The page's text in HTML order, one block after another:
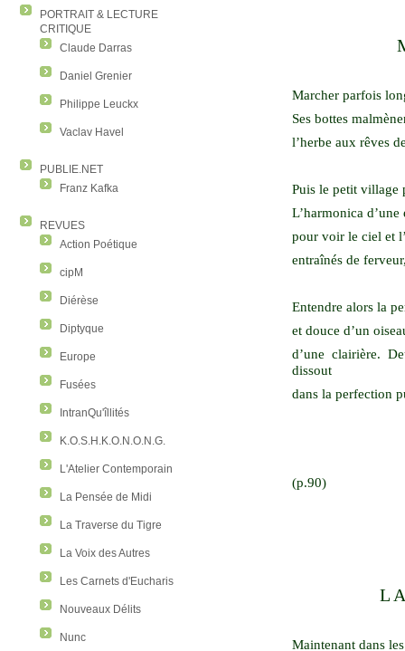
PORTRAIT & LECTURE
CRITIQUE
Claude Darras
Daniel Grenier
Philippe Leuckx
Vaclav Havel
PUBLIE.NET
Franz Kafka
REVUES
Action Poétique
cipM
Diérèse
Diptyque
Europe
Fusées
IntranQu'îllités
K.O.S.H.K.O.N.O.N.G.
L'Atelier Contemporain
La Pensée de Midi
La Traverse du Tigre
La Voix des Autres
Les Carnets d'Eucharis
Nouveaux Délits
Nunc
Marcher parfois
Ses bottes
l’herbe aux rêves
Puis le petit village
L’harmonica
pour voir le ciel et
entraînés de
Entendre alors la
et douce d’un
d’une clairière.
dissout
dans la perfection
(p.90)
Maintenant dans